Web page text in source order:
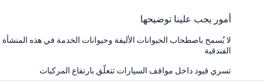
أمور يجب علينا توضيحها
لا يُسمح باصطحاب الحيوانات الأليفة وحيوانات الخدمة في هذه المنشأة
الفندقية
تسري قيود داخل مواقف السيارات تتعلّق بارتفاع المركبات